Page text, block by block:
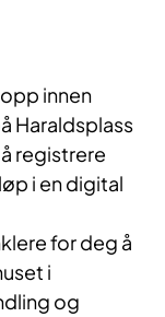
innen
Haraldsplass
registrere
i en digital
for deg å
i
og